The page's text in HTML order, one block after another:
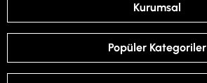
Kurumsal
Popüler Kategoriler